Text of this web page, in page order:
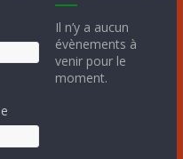
Il n’y a aucun
évènements à
venir pour le
moment.